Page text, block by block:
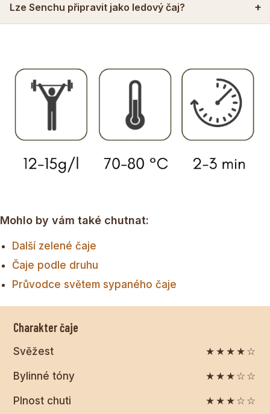
Lze Senchu připravit jako ledový čaj?
Mohlo by vám také chutnat:
Další zelené čaje
Čaje podle druhu
Průvodce světem sypaného čaje
Charakter čaje
Svěžest ★★★★☆
Bylinné tóny ★★★☆☆
Plnost chuti ★★★☆☆